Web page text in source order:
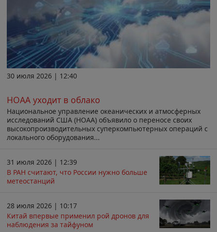
30 июля 2026 | 12:40
НОАА уходит в облако
Национальное управление океанических и атмосферных
исследований США (НОАА) объявило о переносе своих
высокопроизводительных суперкомпьютерных операций с
локального оборудования...
31 июля 2026 | 12:39
В РАН считают, что России нужно больше
метеостанций
28 июля 2026 | 10:17
Китай впервые применил рой дронов для
наблюдения за тайфуном